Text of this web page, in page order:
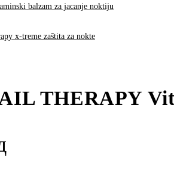
THERAPY